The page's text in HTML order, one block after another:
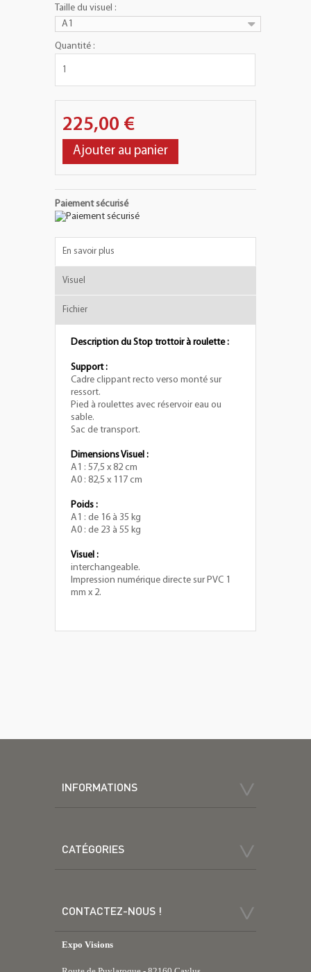
Taille du visuel :
A1
Quantité :
225,00 €
Ajouter au panier
Paiement sécurisé
En savoir plus
Visuel
Fichier
Description du Stop trottoir à roulette :
Support :
Cadre clippant recto verso monté sur
ressort.
Pied à roulettes avec réservoir eau ou
sable.
Sac de transport.
Dimensions Visuel :
A1 : 57,5 x 82 cm
A0 : 82,5 x 117 cm
Poids :
A1 : de 16 à 35 kg
A0 : de 23 à 55 kg
Visuel :
interchangeable.
Impression numérique directe sur PVC 1
mm x 2.
INFORMATIONS
CATÉGORIES
CONTACTEZ-NOUS !
Expo Visions